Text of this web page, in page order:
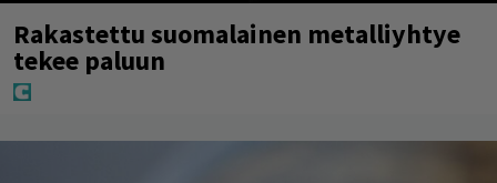
Rakastettu suomalainen metalliyhtye
tekee paluun